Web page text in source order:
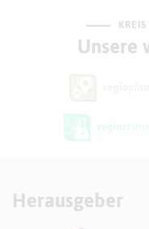
Unsere
Herausgeber